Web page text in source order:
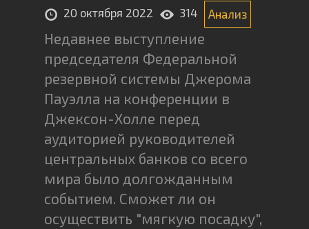
20 октября 2022 314 Анализ
Недавнее выступление
председателя Федеральной
резервной системы Джерома
Пауэлла на конференции в
Джексон-Холле перед
аудиторией руководителей
центральных банков со всего
мира было долгожданным
событием. Сможет ли он
осуществить "мягкую посадку",